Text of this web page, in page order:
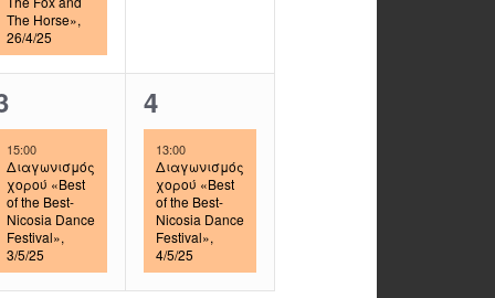
nThe Horse»,
26/4/25
t
s
v
e
n
15:00
Διαγωνισμός
χορού «Best
of the Best-
Nicosia Dance
Festival»,
3/5/25
1
e
v
e
n
t
4
13:00
Διαγωνισμός
χορού «Best
of the Best-
Nicosia Dance
Festival»,
4/5/25